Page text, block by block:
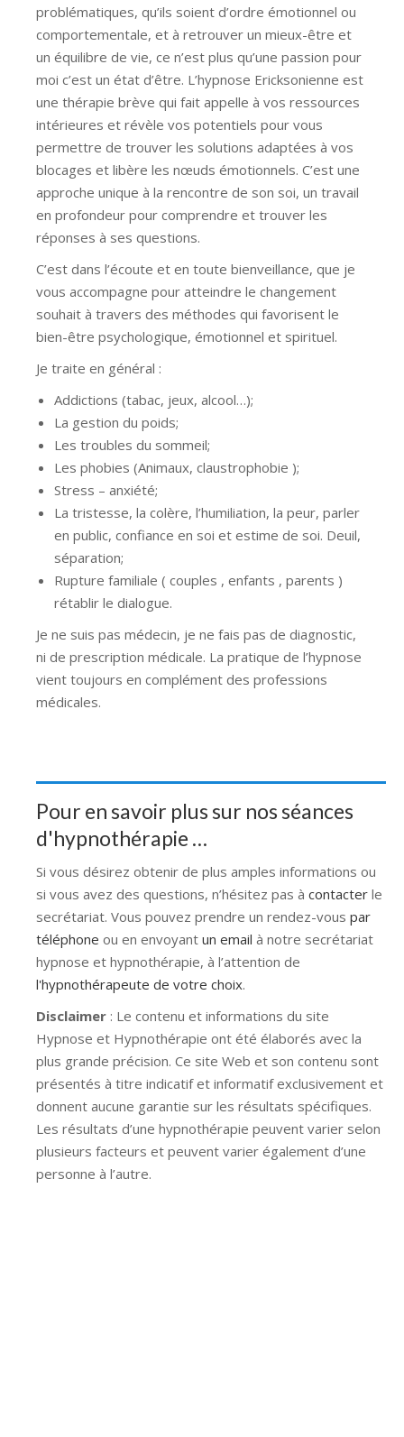
problématiques, qu’ils soient d’ordre émotionnel ou
comportementale, et à retrouver un mieux-être et
un équilibre de vie, ce n’est plus qu’une passion pour
moi c’est un état d’être. L’hypnose Ericksonienne est
une thérapie brève qui fait appelle à vos ressources
intérieures et révèle vos potentiels pour vous
permettre de trouver les solutions adaptées à vos
blocages et libère les nœuds émotionnels. C’est une
approche unique à la rencontre de son soi, un travail
en profondeur pour comprendre et trouver les
réponses à ses questions.
C’est dans l’écoute et en toute bienveillance, que je
vous accompagne pour atteindre le changement
souhait à travers des méthodes qui favorisent le
bien-être psychologique, émotionnel et spirituel.
Je traite en général :
Addictions (tabac, jeux, alcool…);
La gestion du poids;
Les troubles du sommeil;
Les phobies (Animaux, claustrophobie );
Stress – anxiété;
La tristesse, la colère, l’humiliation, la peur, parler
en public, confiance en soi et estime de soi. Deuil,
séparation;
Rupture familiale ( couples , enfants , parents )
rétablir le dialogue.
Je ne suis pas médecin, je ne fais pas de diagnostic,
ni de prescription médicale. La pratique de l’hypnose
vient toujours en complément des professions
médicales.
Pour en savoir plus sur nos séances
d'hypnothérapie …
Si vous désirez obtenir de plus amples informations ou
si vous avez des questions, n’hésitez pas à contacter le
secrétariat. Vous pouvez prendre un rendez-vous par
téléphone ou en envoyant un email à notre secrétariat
hypnose et hypnothérapie, à l’attention de
l'hypnothérapeute de votre choix.
Disclaimer : Le contenu et informations du site
Hypnose et Hypnothérapie ont été élaborés avec la
plus grande précision. Ce site Web et son contenu sont
présentés à titre indicatif et informatif exclusivement et
donnent aucune garantie sur les résultats spécifiques.
Les résultats d’une hypnothérapie peuvent varier selon
plusieurs facteurs et peuvent varier également d’une
personne à l’autre.